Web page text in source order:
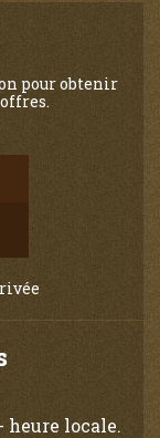
pour obtenir
heure locale.